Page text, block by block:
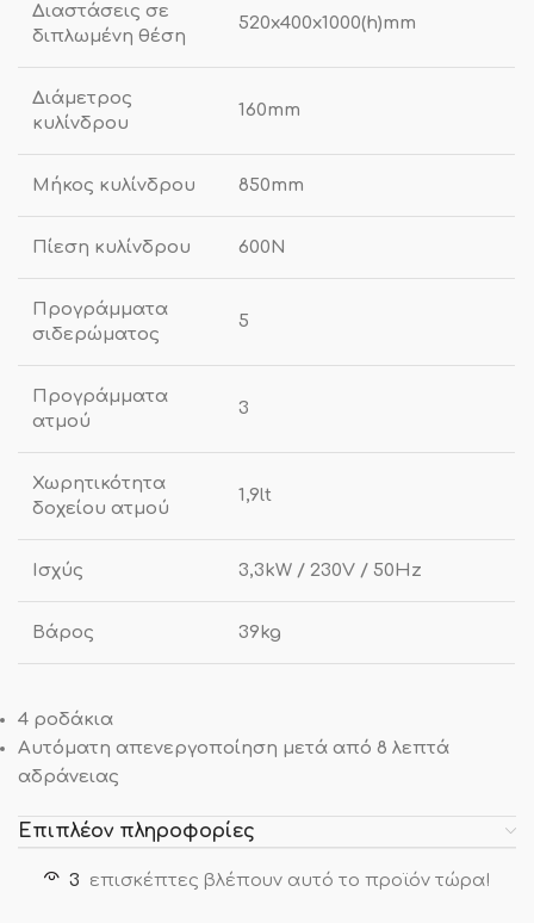
Διαστάσεις σε
διπλωμένη θέση
520x400x1000(h)mm
Διάμετρος
κυλίνδρου
160mm
Μήκος κυλίνδρου 850mm
Πίεση κυλίνδρου 600N
Προγράμματα
σιδερώματος
5
Προγράμματα
ατμού
3
Χωρητικότητα
δοχείου ατμού
1,9lt
Ισχύς 3,3kW / 230V / 50Hz
Βάρος 39kg
4 ροδάκια
Αυτόματη απενεργοποίηση μετά από 8 λεπτά
αδράνειας
Επιπλέον πληροφορίες
3 επισκέπτες βλέπουν αυτό το προϊόν τώρα!